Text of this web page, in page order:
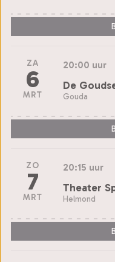
ZA
6
MRT
20:00 uur
De
Gouda
ZO
7
MRT
20:15 uur
Theater
Helmond